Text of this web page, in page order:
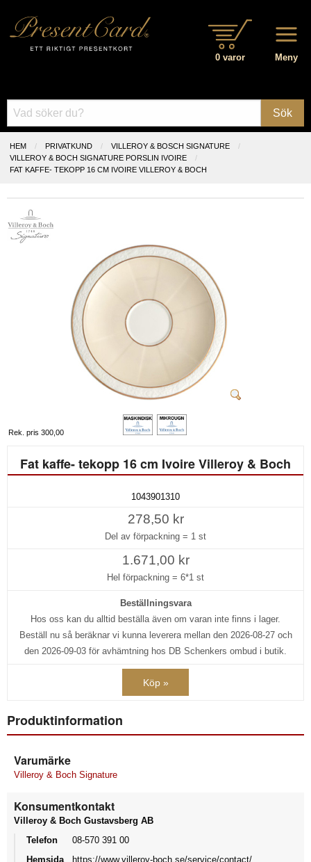
Meny
0 varor
Sök
HEM PRIVATKUND
VILLEROY & BOSCH SIGNATURE
VILLEROY & BOCH SIGNATURE PORSLIN IVOIRE
FAT KAFFE- TEKOPP 16 CM IVOIRE VILLEROY & BOCH
Rek. pris 300,00
Fat kaffe- tekopp 16 cm Ivoire Villeroy & Boch
1043901310
278,50 kr
Del av förpackning = 1 st
1.671,00 kr
Hel förpackning = 6*1 st
Beställningsvara
Hos oss kan du alltid beställa även om varan inte finns i lager.
Beställ nu så beräknar vi kunna leverera mellan den 2026-08-27 och
den 2026-09-03 för avhämtning hos DB Schenkers ombud i butik.
Köp »
Produktinformation
Varumärke
Villeroy & Boch Signature
Konsumentkontakt
Villeroy & Boch Gustavsberg AB
Telefon
08-570 391 00
Hemsida
https://www.villeroy-boch.se/service/contact/